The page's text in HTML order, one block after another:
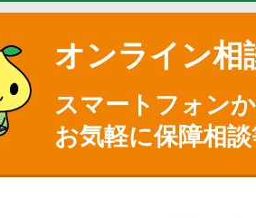
オンライン相
スマートフォン
お気軽に保障相